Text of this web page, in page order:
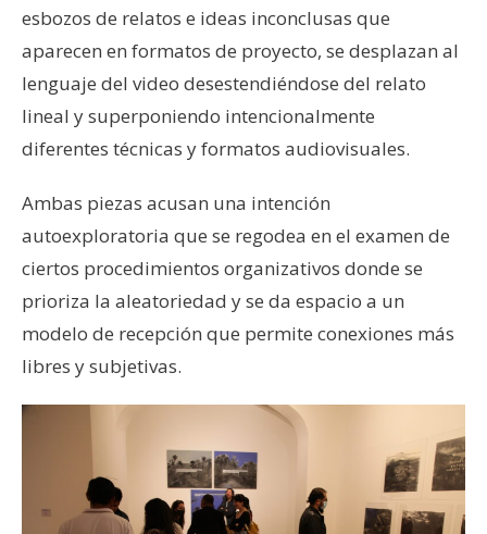
esbozos de relatos e ideas inconclusas que
aparecen en formatos de proyecto, se desplazan al
lenguaje del video desestendiéndose del relato
lineal y superponiendo intencionalmente
diferentes técnicas y formatos audiovisuales.
Ambas piezas acusan una intención
autoexploratoria que se regodea en el examen de
ciertos procedimientos organizativos donde se
prioriza la aleatoriedad y se da espacio a un
modelo de recepción que permite conexiones más
libres y subjetivas.